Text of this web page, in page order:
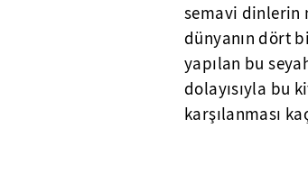
semavi dinlerin
dünyanın dört
yapılan bu
dolayısıyla bu
karşılanması